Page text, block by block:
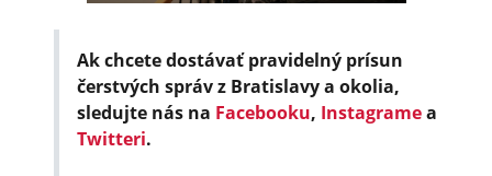
Ak chcete dostávať pravidelný prísun
čerstvých správ z Bratislavy a okolia,
sledujte nás na Facebooku, Instagramea
Twitteri.